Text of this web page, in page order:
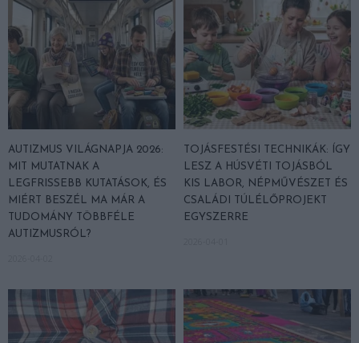
AUTIZMUS VILÁGNAPJA 2026:
MIT MUTATNAK A
LEGFRISSEBB KUTATÁSOK, ÉS
MIÉRT BESZÉL MA MÁR A
TUDOMÁNY TÖBBFÉLE
AUTIZMUSRÓL?
TOJÁSFESTÉSI TECHNIKÁK: ÍGY
LESZ A HÚSVÉTI TOJÁSBÓL
KIS LABOR, NÉPMŰVÉSZET ÉS
CSALÁDI TÚLÉLŐPROJEKT
EGYSZERRE